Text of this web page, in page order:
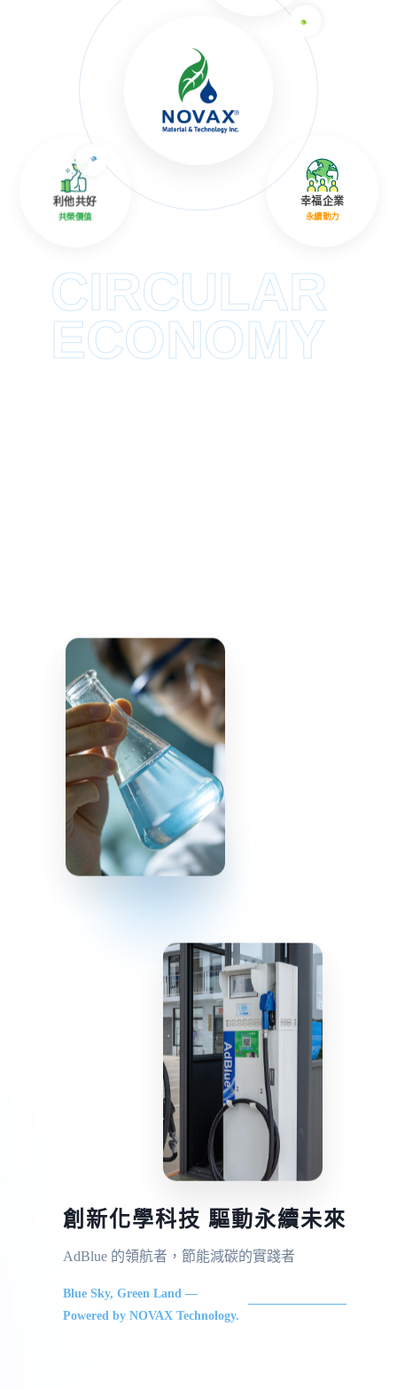
利他共好
共榮價值
幸福企業
永續動力
CIRCULAR
ECONOMY
創新化學科技 驅動永續未來
AdBlue 的領航者，節能減碳的實踐者
Blue Sky, Green Land —
Powered by NOVAX Technology.